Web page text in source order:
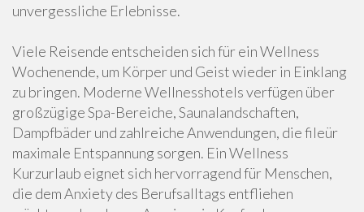
unvergessliche Erlebnisse.
Viele Reisende entscheiden sich für ein Wellness
Wochenende, um Körper und Geist wieder in Einklang
zu bringen. Moderne Wellnesshotels verfügen über
großzügige Spa-Bereiche, Saunalandschaften,
Dampfbäder und zahlreiche Anwendungen, die fileür
maximale Entspannung sorgen. Ein Wellness
Kurzurlaub eignet sich hervorragend für Menschen,
die dem Anxiety des Berufsalltags entfliehen